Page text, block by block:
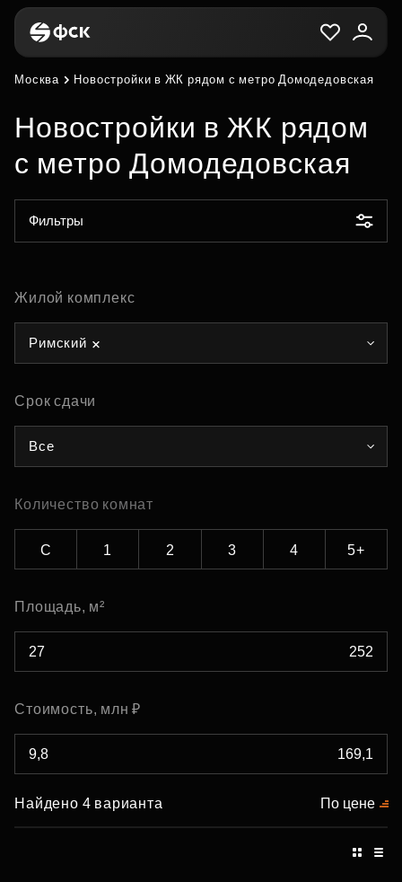
Москва Новостройки в ЖК рядом с метро Домодедовская
Новостройки в ЖК рядом
с метро Домодедовская
Фильтры
Жилой комплекс
Римский
Срок сдачи
Все
Количество комнат
С 1 2 3 4 5+
Площадь, м²
Стоимость, млн ₽
Найдено 4 варианта По цене